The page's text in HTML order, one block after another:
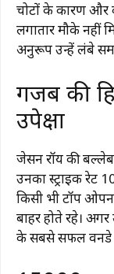
चोटों के कारण
लगातार मौके नहीं
अनुरूप उन्हें लंबे
गजब की
उपेक्षा
जेसन रॉय की
उनका स्ट्राइक
किसी भी टॉप
बाहर होते रहे।
के सबसे सफल वनडे